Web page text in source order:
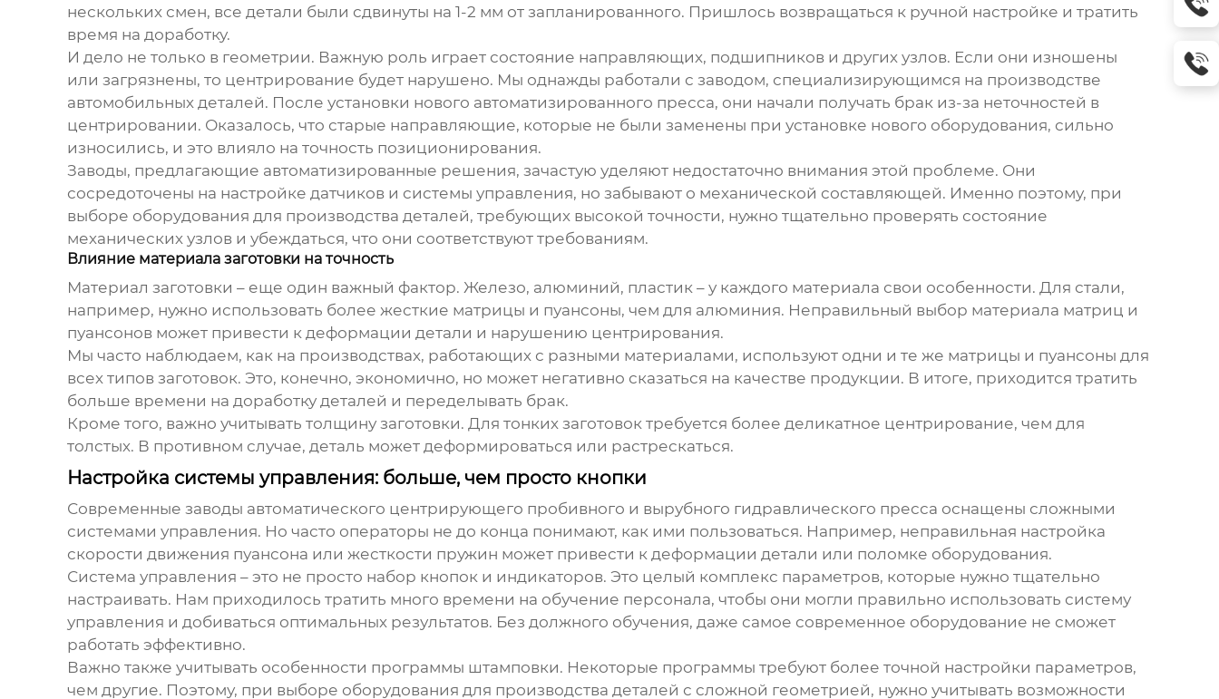
нескольких смен, все детали были сдвинуты на 1-2 мм от запланированного. Пришлось возвращаться к ручной настройке и тратить
время на доработку.
И дело не только в геометрии. Важную роль играет состояние направляющих, подшипников и других узлов. Если они изношены
или загрязнены, то центрирование будет нарушено. Мы однажды работали с заводом, специализирующимся на производстве
автомобильных деталей. После установки нового автоматизированного пресса, они начали получать брак из-за неточностей в
центрировании. Оказалось, что старые направляющие, которые не были заменены при установке нового оборудования, сильно
износились, и это влияло на точность позиционирования.
Заводы, предлагающие автоматизированные решения, зачастую уделяют недостаточно внимания этой проблеме. Они
сосредоточены на настройке датчиков и системы управления, но забывают о механической составляющей. Именно поэтому, при
выборе оборудования для производства деталей, требующих высокой точности, нужно тщательно проверять состояние
механических узлов и убеждаться, что они соответствуют требованиям.
Влияние материала заготовки на точность
Материал заготовки – еще один важный фактор. Железо, алюминий, пластик – у каждого материала свои особенности. Для стали,
например, нужно использовать более жесткие матрицы и пуансоны, чем для алюминия. Неправильный выбор материала матриц и
пуансонов может привести к деформации детали и нарушению центрирования.
Мы часто наблюдаем, как на производствах, работающих с разными материалами, используют одни и те же матрицы и пуансоны для
всех типов заготовок. Это, конечно, экономично, но может негативно сказаться на качестве продукции. В итоге, приходится тратить
больше времени на доработку деталей и переделывать брак.
Кроме того, важно учитывать толщину заготовки. Для тонких заготовок требуется более деликатное центрирование, чем для
толстых. В противном случае, деталь может деформироваться или растрескаться.
Настройка системы управления: больше, чем просто кнопки
Современные заводы автоматического центрирующего пробивного и вырубного гидравлического пресса оснащены сложными
системами управления. Но часто операторы не до конца понимают, как ими пользоваться. Например, неправильная настройка
скорости движения пуансона или жесткости пружин может привести к деформации детали или поломке оборудования.
Система управления – это не просто набор кнопок и индикаторов. Это целый комплекс параметров, которые нужно тщательно
настраивать. Нам приходилось тратить много времени на обучение персонала, чтобы они могли правильно использовать систему
управления и добиваться оптимальных результатов. Без должного обучения, даже самое современное оборудование не сможет
работать эффективно.
Важно также учитывать особенности программы штамповки. Некоторые программы требуют более точной настройки параметров,
чем другие. Поэтому, при выборе оборудования для производства деталей с сложной геометрией, нужно учитывать возможности